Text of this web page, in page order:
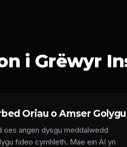
i Grëwyr
Oriau o Amser Golygu
oes angen dysgu meddalwedd
fideo cymhleth. Mae ein AI yn